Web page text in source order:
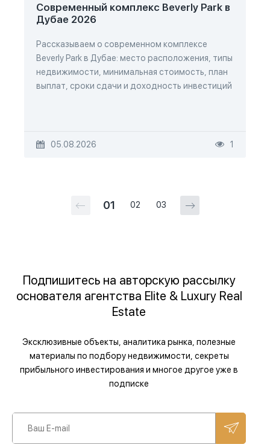
Современный комплекс Beverly Park в
Дубае 2026
Рассказываем о современном комплексе
Beverly Park в Дубае: место расположения, типы
недвижимости, минимальная стоимость, план
выплат, сроки сдачи и доходность инвестиций
05.08.2026 1
01 02 03
Подпишитесь на авторскую рассылку
основателя агентства Elite & Luxury Real
Estate
Эксклюзивные объекты, аналитика рынка, полезные
материалы по подбору недвижимости, секреты
прибыльного инвестирования и многое другое уже в
подписке